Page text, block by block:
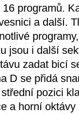
programů.
a další.
jsou i další
zadat bicí
D se přidá
pozici
a horní